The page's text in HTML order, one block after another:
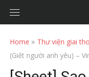
Home » Thư viện giai
(Giết người anh yêu) –